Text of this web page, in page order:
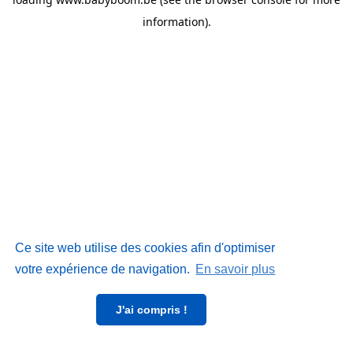
Ce site web utilise des cookies afin d'optimiser
votre expérience de navigation. En savoir plus
J'ai compris !
information).